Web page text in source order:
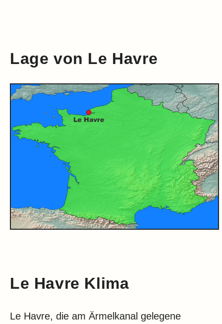
Lage von Le Havre
Le Havre Klima
Le Havre, die am Ärmelkanal gelegene